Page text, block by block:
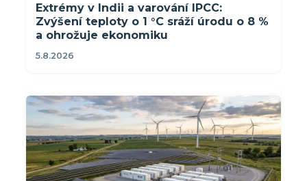
Extrémy v Indii a varování IPCC:
Zvýšení teploty o 1 °C sráží úrodu o 8 %
a ohrožuje ekonomiku
5.8.2026